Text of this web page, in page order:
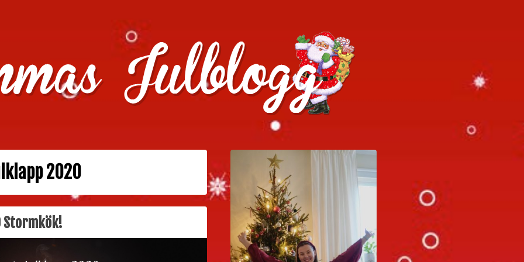
julklappstips, julkalendrar, adventskalendrar , julpyssel och julrecept!
2020
Stormkök!